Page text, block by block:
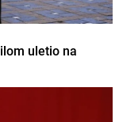
uletio na